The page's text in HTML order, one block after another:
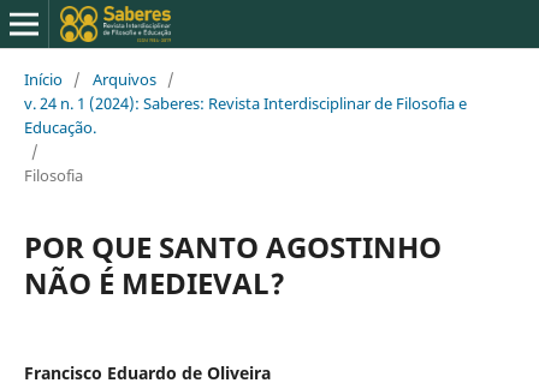
Início / Arquivos /
v. 24 n. 1 (2024): Saberes: Revista Interdisciplinar de Filosofia e
Educação.
/
Filosofia
POR QUE SANTO AGOSTINHO
NÃO É MEDIEVAL?
Francisco Eduardo de Oliveira